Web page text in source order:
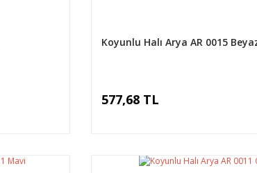
Koyunlu Halı Arya AR 0015
577,68 TL